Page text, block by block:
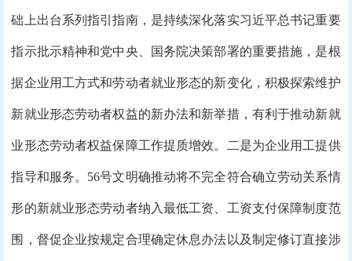
础上出台系列指引指南，是持续深化落实习近平总书记重要
指示批示精神和党中央、国务院决策部署的重要措施，是根
据企业用工方式和劳动者就业形态的新变化，积极探索维护
新就业形态劳动者权益的新办法和新举措，有利于推动新就
业形态劳动者权益保障工作提质增效。二是为企业用工提供
指导和服务。56号文明确推动将不完全符合确立劳动关系情
形的新就业形态劳动者纳入最低工资、工资支付保障制度范
围，督促企业按规定合理确定休息办法以及制定修订直接涉